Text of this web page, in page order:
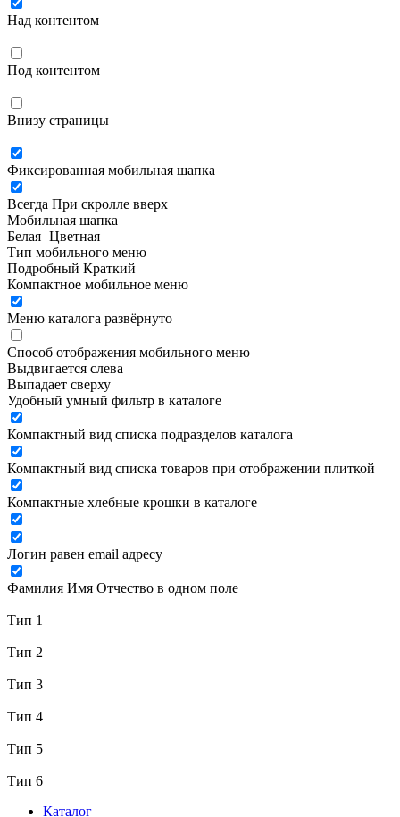
Над контентом
Под контентом
Внизу страницы
Фиксированная мобильная шапка
Всегда При скролле вверх
Мобильная шапка
Белая Цветная
Тип мобильного меню
Подробный Краткий
Компактное мобильное меню
Меню каталога развёрнуто
Способ отображения мобильного меню
Выдвигается слева
Выпадает сверху
Удобный умный фильтр в каталоге
Компактный вид списка подразделов каталога
Компактный вид списка товаров при отображении плиткой
Компактные хлебные крошки в каталоге
Логин равен email адресу
Фамилия Имя Отчество в одном поле
Тип 1
Тип 2
Тип 3
Тип 4
Тип 5
Тип 6
Каталог